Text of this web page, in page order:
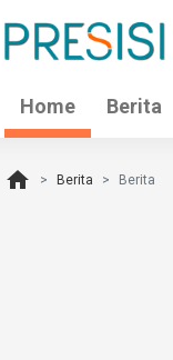
Home Berita
home Berita Berita